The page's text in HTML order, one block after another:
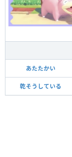
あたたかい
乾そうしている